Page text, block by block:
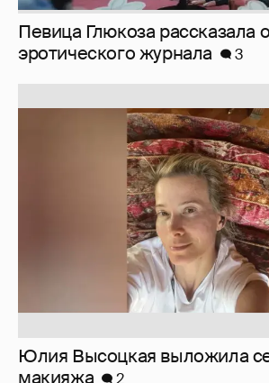
Юлия Высоцкая выложила